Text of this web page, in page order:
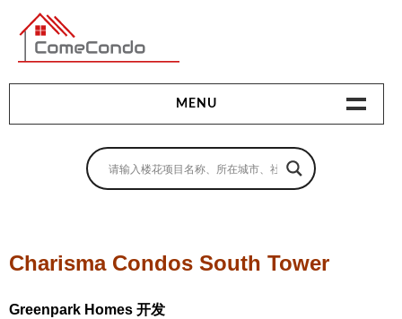
多伦多最新最全的楼花搜索引擎
MENU
地产相关
卖房指南
贷款指南
Charisma Condos South Tower
Greenpark Homes 开发